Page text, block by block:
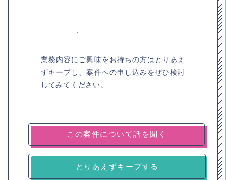
業務内容にご興味をお持ちの方はとりあえ
ずキープし、案件への申し込みをぜひ検討
してみてください。
とりあえずキープする